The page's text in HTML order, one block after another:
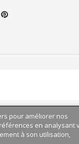
pour améliorer nos
en analysant
à son utilisation,